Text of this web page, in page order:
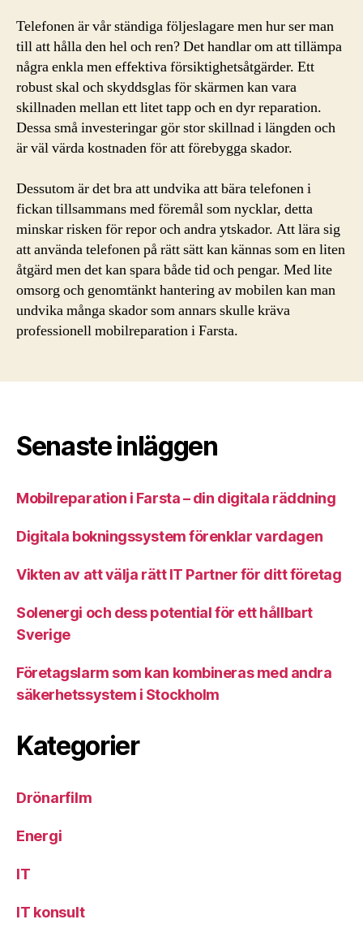
Telefonen är vår ständiga följeslagare men hur ser man
till att hålla den hel och ren? Det handlar om att tillämpa
några enkla men effektiva försiktighetsåtgärder. Ett
robust skal och skyddsglas för skärmen kan vara
skillnaden mellan ett litet tapp och en dyr reparation.
Dessa små investeringar gör stor skillnad i längden och
är väl värda kostnaden för att förebygga skador.
Dessutom är det bra att undvika att bära telefonen i
fickan tillsammans med föremål som nycklar, detta
minskar risken för repor och andra ytskador. Att lära sig
att använda telefonen på rätt sätt kan kännas som en liten
åtgärd men det kan spara både tid och pengar. Med lite
omsorg och genomtänkt hantering av mobilen kan man
undvika många skador som annars skulle kräva
professionell mobilreparation i Farsta.
Senaste inläggen
Mobilreparation i Farsta – din digitala räddning
Digitala bokningssystem förenklar vardagen
Vikten av att välja rätt IT Partner för ditt företag
Solenergi och dess potential för ett hållbart
Sverige
Företagslarm som kan kombineras med andra
säkerhetssystem i Stockholm
Kategorier
Drönarfilm
Energi
IT
IT konsult